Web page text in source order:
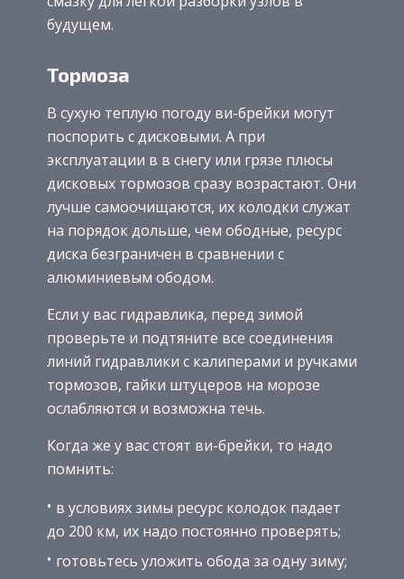
будущем.
Тормоза
В сухую теплую погоду ви-брейки могут
поспорить с дисковыми. А при
эксплуатации в в снегу или грязе плюсы
дисковых тормозов сразу возрастают. Они
лучше самоочищаются, их колодки служат
на порядок дольше, чем ободные, ресурс
диска безграничен в сравнении с
алюминиевым ободом.
Если у вас гидравлика, перед зимой
проверьте и подтяните все соединения
линий гидравлики с калиперами и ручками
тормозов, гайки штуцеров на морозе
ослабляются и возможна течь.
Когда же у вас стоят ви-брейки, то надо
помнить:
в условиях зимы ресурс колодок падает
до 200 км, их надо постоянно проверять;
готовьтесь уложить обода за одну зиму;